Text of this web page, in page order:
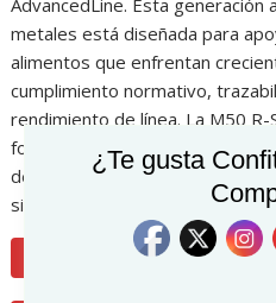
AdvancedLine. Esta
metales está diseñada para
alimentos que enfrentan
cumplimiento normativo,
rendimiento de línea. La M50
forma en que los productores
detección de metales. Mientras
sigue siendo crucial, los
¿Te gusta